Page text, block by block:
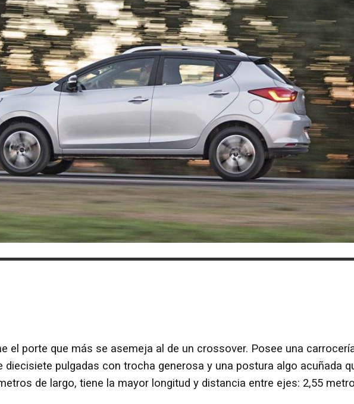
el porte que más se asemeja al de un crossover. Posee una
diecisiete pulgadas con trocha generosa y una postura algo acuñada
de largo, tiene la mayor longitud y distancia entre ejes: 2,55